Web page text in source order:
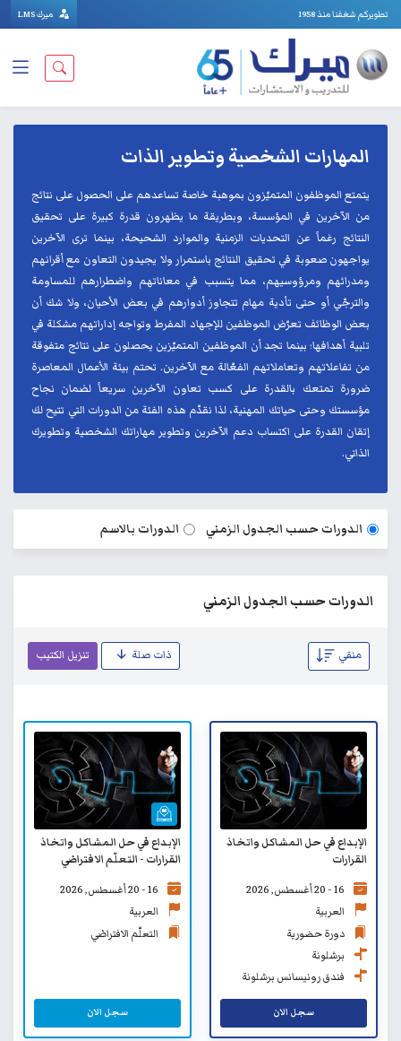
تطويركم شغفنا منذ 1958 ميرك LMS
المهارات الشخصية وتطوير الذات
يتمتع الموظفون المتميّزون بموهبة خاصة تساعدهم على الحصول على نتائج
من الآخرين في المؤسسة، وبطريقة ما يظهرون قدرة كبيرة على تحقيق
النتائج رغماً عن التحديات الزمنية والموارد الشحيحة، بينما ترى الآخرين
يواجهون صعوبة في تحقيق النتائج باستمرار ولا يجيدون التعاون مع أقرانهم
ومدرائهم ومرؤوسيهم، مما يتسبب في معاناتهم واضطرارهم للمساومة
والترجّي أو حتى تأدية مهام تتجاوز أدوارهم في بعض الأحيان، ولا شك أن
بعض الوظائف تعرّض الموظفين للإجهاد المفرط وتواجه إداراتهم مشكلة في
تلبية أهدافها؛ بينما تجد أن الموظفين المتميّزين يحصلون على نتائج متفوقة
من تفاعلاتهم وتعاملاتهم الفعّالة مع الآخرين. تحتم بيئة الأعمال المعاصرة
ضرورة تمتعك بالقدرة على كسب تعاون الآخرين سريعاً لضمان نجاح
مؤسستك وحتى حياتك المهنية، لذا نقدّم هذه الفئة من الدورات التي تتيح لك
إتقان القدرة على اكتساب دعم الآخرين وتطوير مهاراتك الشخصية وتطويرك
الذاتي.
الدورات حسب الجدول الزمني الدورات بالاسم
الدورات حسب الجدول الزمني
تنزيل الكتيب ذات صلة منقي
الإبداع في حل المشاكل واتخاذ
القرارات
16 - 20 أغسطس, 2026
العربية
دورة حضورية
برشلونة
فندق رونيسانس برشلونة
سجل الان
الإبداع في حل المشاكل واتخاذ
القرارات - التعلّم الافتراضي
16 - 20 أغسطس, 2026
العربية
التعلّم الافتراضي
سجل الان